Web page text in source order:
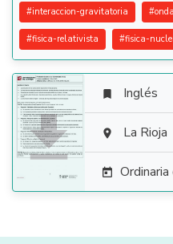
#interaccion-gravitatoria #
#fisica-relativista #fisica-

 Inglés
 La Rioja
